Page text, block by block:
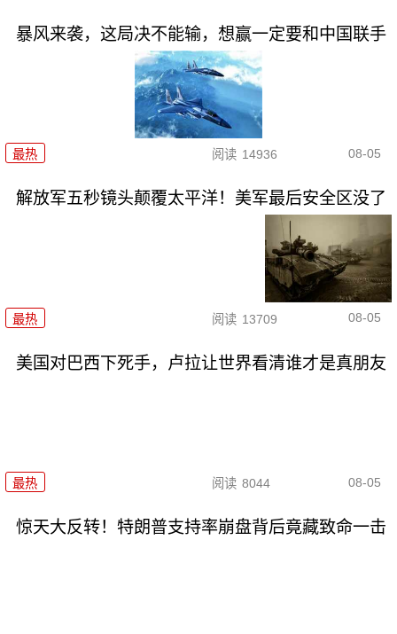
暴风来袭，这局决不能输，想赢一定要和中国联手
最热 阅读 14936 08-05
解放军五秒镜头颠覆太平洋！美军最后安全区没了
最热 阅读 13709 08-05
美国对巴西下死手，卢拉让世界看清谁才是真朋友
最热 阅读 8044 08-05
惊天大反转！特朗普支持率崩盘背后竟藏致命一击